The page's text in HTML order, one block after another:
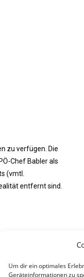
Um dir ein optimales
Geräteinformationen zu
zu verfügen. Die
Chef Babler als
(vmtl.
entfernt sind.